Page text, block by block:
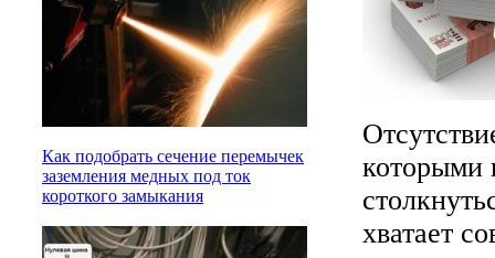
Как подобрать сечение перемычек
заземления медных под ток
короткого замыкания
которыми
хватает